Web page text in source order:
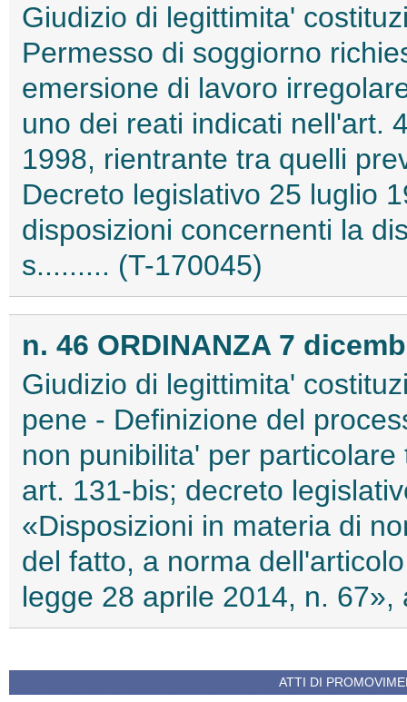
Giudizio di legittimita'
Permesso di soggiorno
emersione di lavoro
uno dei reati indicati nell'art.
1998, rientrante tra quelli
Decreto legislativo 25 luglio
disposizioni concernenti la
s......... (T-170045)
n. 46 ORDINANZA 7
Giudizio di legittimita'
pene - Definizione del
non punibilita' per
art. 131-bis; decreto
«Disposizioni in materia di
del fatto, a norma
legge 28 aprile 2014, n.
ATTI DI